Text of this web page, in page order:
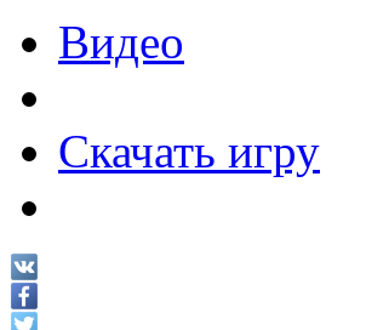
Видео
Скачать игру